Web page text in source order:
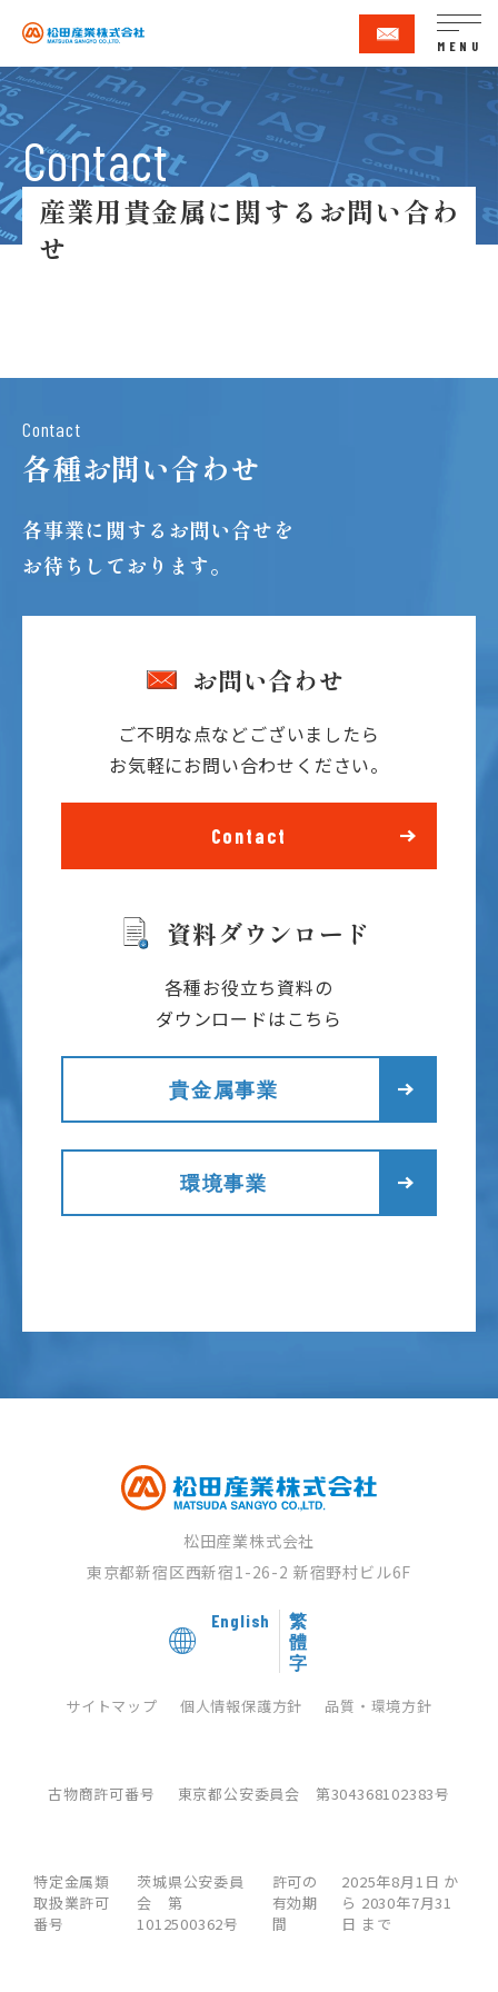
MENU
産業用貴金属に関するお問い合わ
せ
Contact
各種お問い合わせ
各事業に関するお問い合せを
お待ちしております。
お問い合わせ
ご不明な点などございましたら
お気軽にお問い合わせください。
Contact
資料ダウンロード
各種お役立ち資料の
ダウンロードはこちら
貴金属事業
環境事業
松田産業株式会社
東京都新宿区西新宿1-26-2 新宿野村ビル6F
English
繁
體
字
サイトマップ 個人情報保護方針 品質・環境方針
古物商許可番号 東京都公安委員会 第304368102383号
特定金属類
取扱業許可
番号
茨城県公安委員
会 第
1012500362号
許可の
有効期
間
2025年8月1日 か
ら 2030年7月31
日 まで